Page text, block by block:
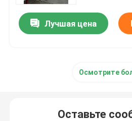
Лучшая цена
Осмотрите
Оставьте